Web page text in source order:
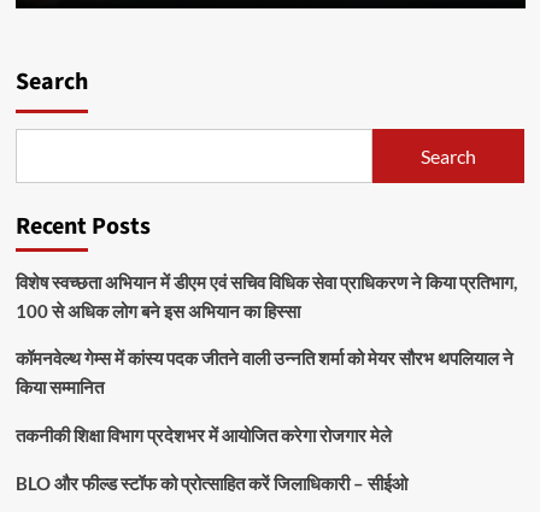
Search
Search
Recent Posts
विशेष स्वच्छता अभियान में डीएम एवं सचिव विधिक सेवा प्राधिकरण ने किया प्रतिभाग,
100 से अधिक लोग बने इस अभियान का हिस्सा
कॉमनवेल्थ गेम्स में कांस्य पदक जीतने वाली उन्नति शर्मा को मेयर सौरभ थपलियाल ने
किया सम्मानित
तकनीकी शिक्षा विभाग प्रदेशभर में आयोजित करेगा रोजगार मेले
BLO और फील्ड स्टॉफ को प्रोत्साहित करें जिलाधिकारी – सीईओ